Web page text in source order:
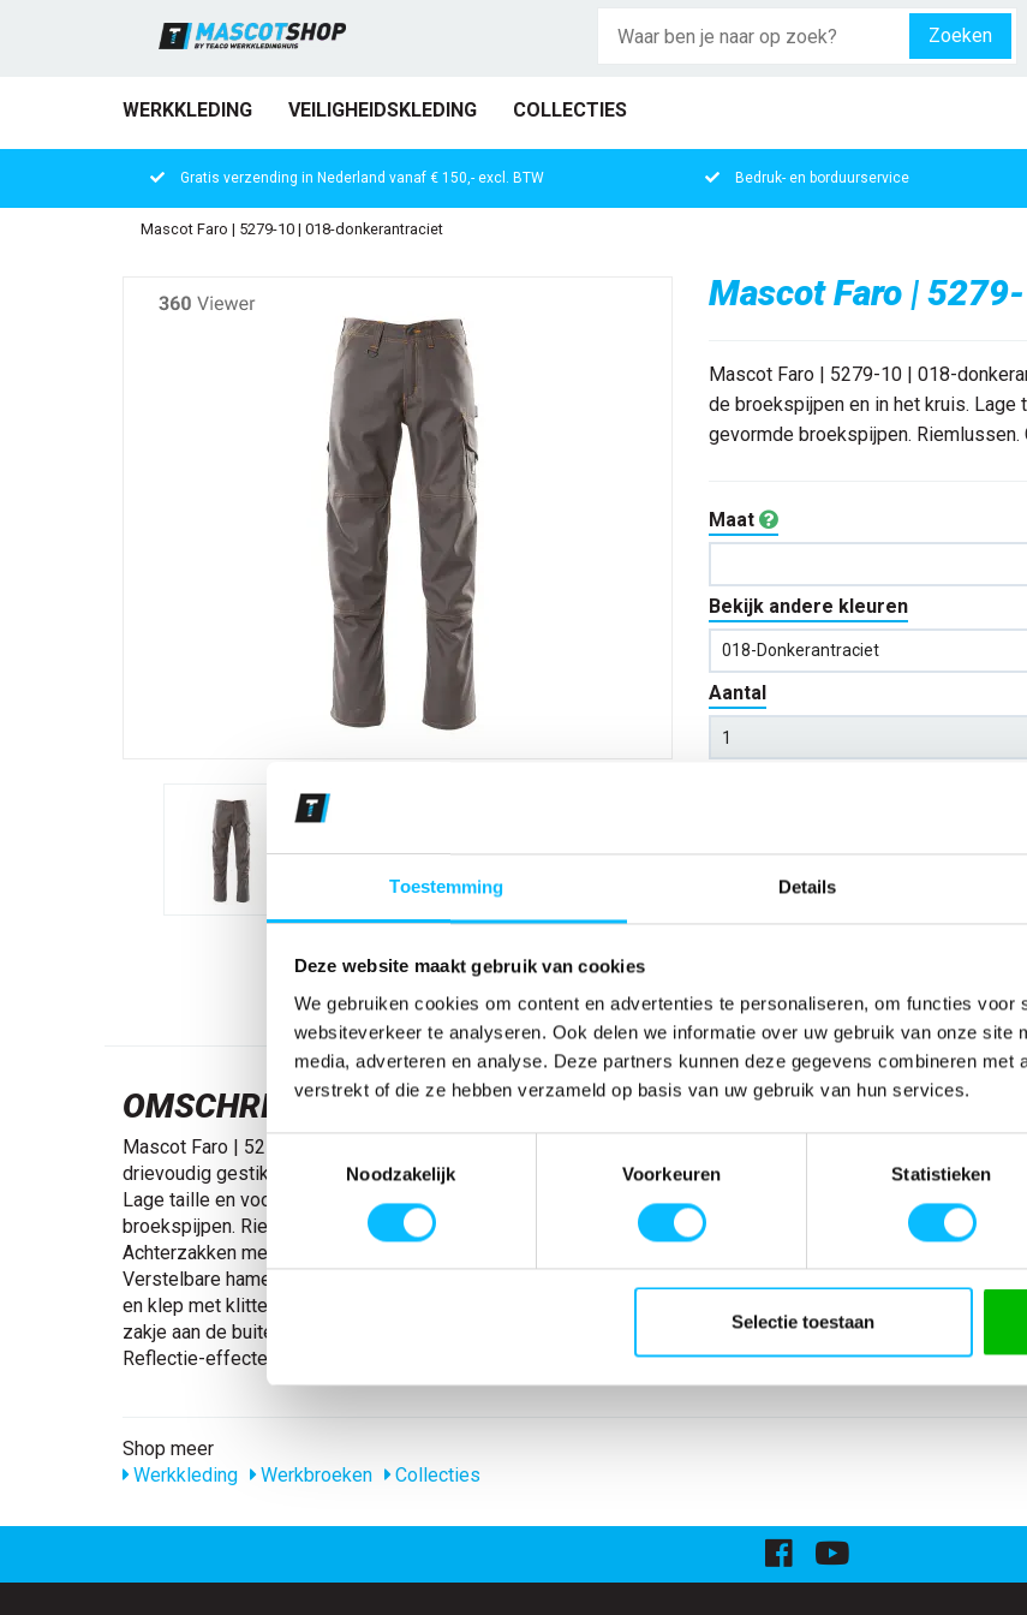
Toestemming Details
Deze website maakt gebruik van cookies
We gebruiken cookies om content en advertenties te personaliseren, om functies voor
websiteverkeer te analyseren. Ook delen we informatie over uw gebruik van onze site
media, adverteren en analyse. Deze partners kunnen deze gegevens combineren met
verstrekt of die ze hebben verzameld op basis van uw gebruik van hun services.
Noodzakelijk
Voorkeuren Statistieken
Selectie toestaan
Zoeken
WERKKLEDING VEILIGHEIDSKLEDING COLLECTIES
Gratis verzending in Nederland vanaf € 150,- excl. BTW Bedruk- en borduurservice
Mascot Faro | 5279-10 | 018-donkerantraciet
Mascot Faro |
Mascot Faro | 5279-10 | 018-
de broekspijpen en in het kruis.
gevormde broekspijpen. Riemlussen.
Maat
Bekijk andere kleuren
018-Donkerantraciet
Aantal
OMSCHRIJVING
Mascot Faro | 5279-10 | 018-donkerantraciet Tweevoudig en
drievoudig gestikte naden aan de broekspijpen en in het kruis.
Lage taille en voorgevormde tailleband. Ergonomisch gevormde
broekspijpen. Riemlussen. Gulp met rits. Voorzakken.
Achterzakken met versterking en kleppen met klittenbandsluiting.
Verstelbare hamerlus. Dijbeenzak met versterking, telefoonzak
en klep met klittenbandsluiting. Versterkte duimstokzak met klein
zakje aan de buitenzijde. Pennenzakje. Oranje contraststiksels.
Reflectie-effecten.
SPECIFICATIES
EAN nummer
-
5279-010
Mascot
Levertijd
gewicht
310 g/m
Shop meer
Werkkleding
Werkbroeken Collecties